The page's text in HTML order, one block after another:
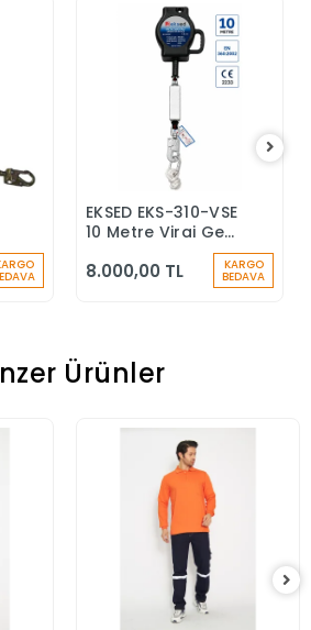
Sepete Ekle
EKSED EKS-310-VSE
10 Metre Viraj Geri
Durdurucu
8.000,00 TL KARGO
BEDAVA
Ürünler